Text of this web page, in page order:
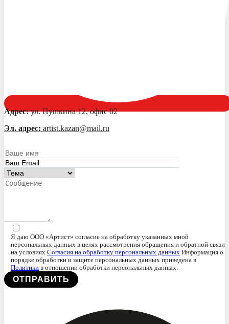
Адрес:ул. Пушкина 12, офис 02
Эл. адрес: artist.kazan@mail.ru
Я даю ООО «Артист» согласие на обработку указанных мной
персональных данных в целях рассмотрения обращения и обратной связи
на условиях Согласия на обработку персональных данных Информация о
порядке обработки и защите персональных данных приведена в
Политики в отношении обработки персональных данных.